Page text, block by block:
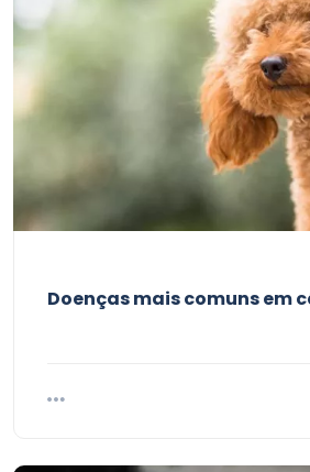
Doenças mais comuns em